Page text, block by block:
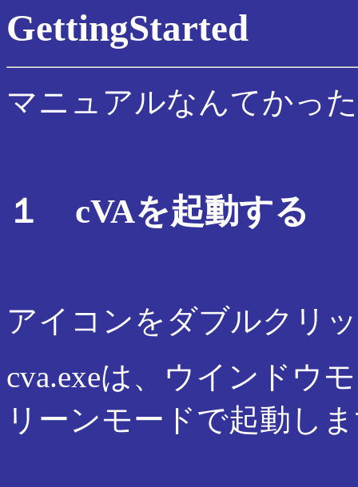
GettingStarted
マニュアルなんてかっ
１ cVAを起動する
アイコンをダブルクリ
cva.exeは、ウインドウ
リーンモードで起動し